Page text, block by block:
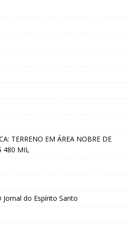
TERRENO EM ÁREA NOBRE DE
480 MIL
Jornal do Espírito Santo